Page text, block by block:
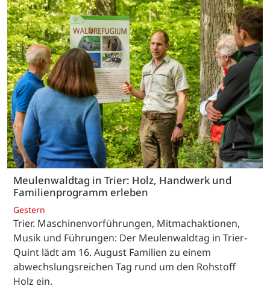
Meulenwaldtag in Trier: Holz, Handwerk und
Familienprogramm erleben
Gestern
Trier. Maschinenvorführungen, Mitmachaktionen,
Musik und Führungen: Der Meulenwaldtag in Trier-
Quint lädt am 16. August Familien zu einem
abwechslungsreichen Tag rund um den Rohstoff
Holz ein.